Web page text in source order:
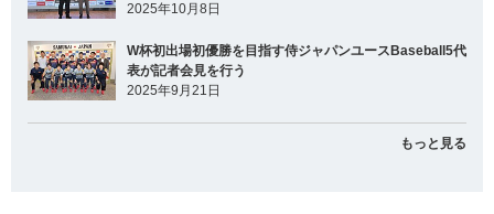
2025年10月8日
W杯初出場初優勝を目指す侍ジャパンユースBaseball5代
表が記者会見を行う
2025年9月21日
もっと見る